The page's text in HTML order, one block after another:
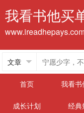
我看书他买
首页
我看
成长计划 经典